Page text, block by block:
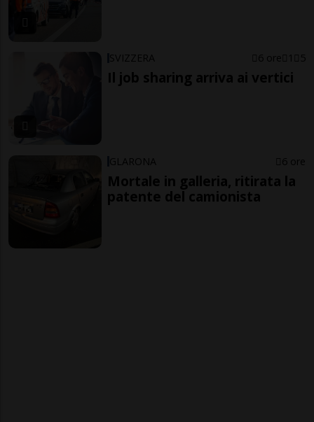
SVIZZERA 6 ore 1 5
Il job sharing arriva ai vertici
GLARONA 6 ore
Mortale in galleria, ritirata la
patente del camionista